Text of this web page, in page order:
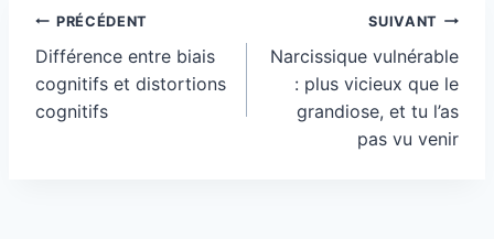
Navigation
de
l’article
PRÉCÉDENT
Différence entre biais
cognitifs et distortions
cognitifs
SUIVANT
Narcissique vulnérable
: plus vicieux que le
grandiose, et tu l’as
pas vu venir